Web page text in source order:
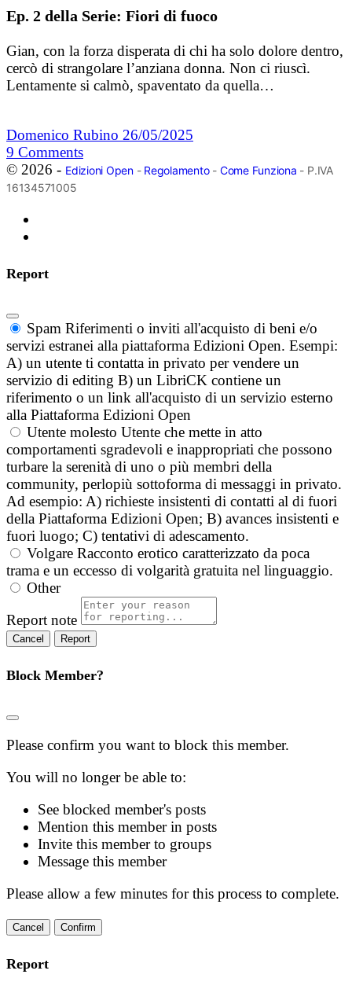
Ep. 2 della Serie: Fiori di fuoco
Gian, con la forza disperata di chi ha solo dolore dentro,
cercò di strangolare l’anziana donna. Non ci riuscì.
Lentamente si calmò, spaventato da quella…
Domenico Rubino 26/05/2025
9 Comments
© 2026 - Edizioni Open- Regolamento- Come Funziona - P.IVA
16134571005
Report
Spam Riferimenti o inviti all'acquisto di beni e/o
servizi estranei alla piattaforma Edizioni Open. Esempi:
A) un utente ti contatta in privato per vendere un
servizio di editing B) un LibriCK contiene un
riferimento o un link all'acquisto di un servizio esterno
alla Piattaforma Edizioni Open
Utente molesto Utente che mette in atto
comportamenti sgradevoli e inappropriati che possono
turbare la serenità di uno o più membri della
community, perlopiù sottoforma di messaggi in privato.
Ad esempio: A) richieste insistenti di contatti al di fuori
della Piattaforma Edizioni Open; B) avances insistenti e
fuori luogo; C) tentativi di adescamento.
Volgare Racconto erotico caratterizzato da poca
trama e un eccesso di volgarità gratuita nel linguaggio.
Other
Report note
Report
Block Member?
Please confirm you want to block this member.
You will no longer be able to:
See blocked member's posts
Mention this member in posts
Invite this member to groups
Message this member
Please allow a few minutes for this process to complete.
Confirm
Report